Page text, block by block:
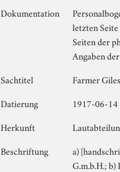
Dokumentation
letzten
Seiten der
Angaben
Sachtitel
Farmer
Datierung
1917-06-14
Herkunft
Beschriftung
a)
G.m.b.H.; b)